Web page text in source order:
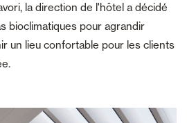
la direction de l'hôtel a décidé
bioclimatiques pour agrandir
un lieu confortable pour les clients